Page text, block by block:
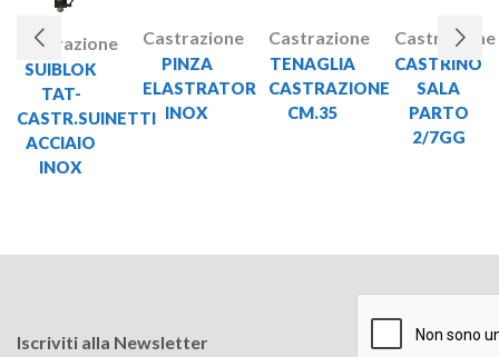
Castrazione
SUIBLOK
TAT-
CASTR.SUINETTI
ACCIAIO
INOX
Castrazione
PINZA
ELASTRATOR
INOX
Castrazione
TENAGLIA
CASTRAZIONE
CM.35
Castrazione
CASTRINO
SALA
PARTO
2/7GG
Iscriviti alla Newsletter